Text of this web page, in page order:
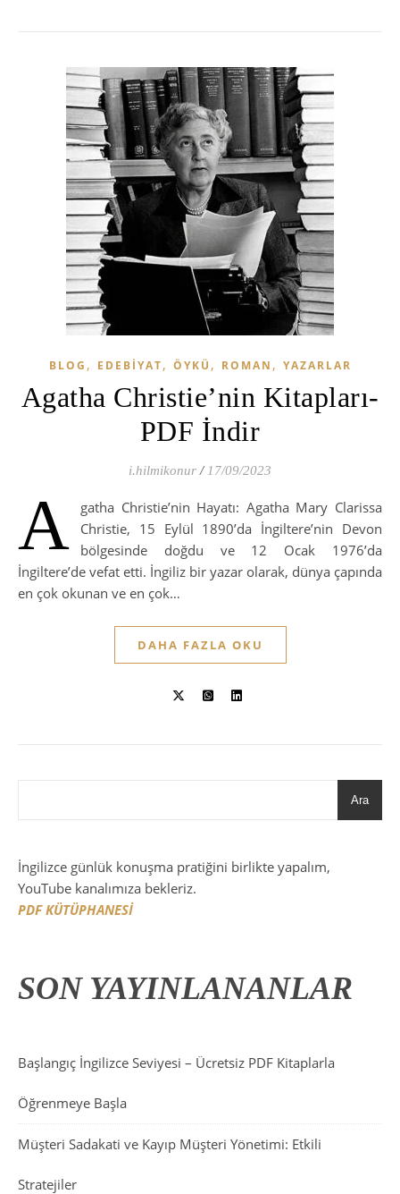
BLOG , EDEBIYAT, ÖYKÜ , ROMAN , YAZARLAR
Agatha Christie’nin Kitapları-
PDF İndir
i.hilmikonur / 17/09/2023
A
gatha Christie’nin Hayatı: Agatha Mary Clarissa
Christie, 15 Eylül 1890’da İngiltere’nin Devon
bölgesinde doğdu ve 12 Ocak 1976’da
İngiltere’de vefat etti. İngiliz bir yazar olarak, dünya çapında
en çok okunan ve en çok…
DAHA FAZLA OKU
Ara
İngilizce günlük konuşma pratiğini birlikte yapalım,
YouTube kanalımıza bekleriz.
PDF KÜTÜPHANESİ
SON YAYINLANANLAR
Başlangıç İngilizce Seviyesi – Ücretsiz PDF Kitaplarla
Öğrenmeye Başla
Müşteri Sadakati ve Kayıp Müşteri Yönetimi: Etkili
Stratejiler